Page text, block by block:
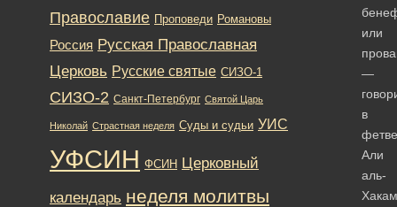
или
—
в
фетве
Али
аль-
Православие Проповеди Романовы
Россия Русская Православная
Церковь Русские святые СИЗО-1
СИЗО-2 Санкт-Петербург Святой Царь
Николай Страстная неделя Суды и судьи УИС
УФСИН ФСИН Церковный
календарь неделя молитвы